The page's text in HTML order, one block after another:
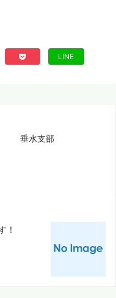
LINE
垂水支部
！